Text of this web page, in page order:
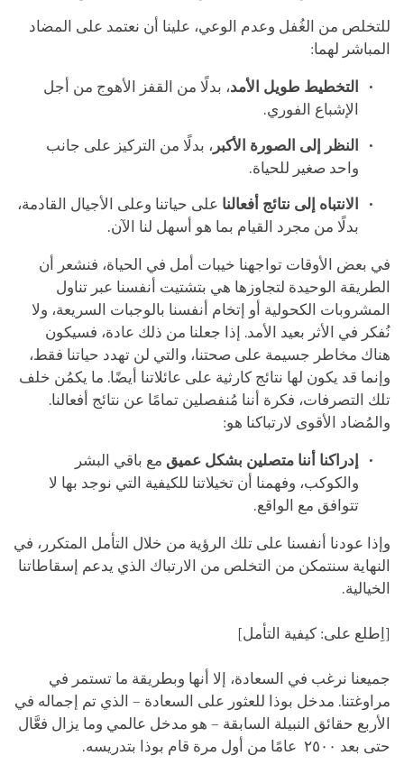
للتخلص من الغُفل وعدم الوعي، علينا أن نعتمد على المضاد
المباشر لهما:
التخطيط طويل الأمد، بدلًا من القفز الأهوج من أجل
الإشباع الفوري.
النظر إلى الصورة الأكبر ، بدلًا من التركيز على جانب
واحد صغير للحياة.
ﻻنتباه إلى نتائج أفعالنا على حياتنا وعلى الأجيال القادمة،
بدلًا من مجرد القيام بما هو أسهل لنا الآن.
في بعض الأوقات تواجهنا خيبات أمل في الحياة، فنشعر أن
الطريقة الوحيدة لتجاوزها هي بتشتيت أنفسنا عبر تناول
المشروبات الكحولية أو إتخام أنفسنا بالوجبات السريعة، ولا
نُفكر في الأثر بعيد الأمد. إذا جعلنا من ذلك عادة، فسيكون
هناك مخاطر جسيمة على صحتنا، والتي لن تهدد حياتنا فقط،
وإنما قد يكون لها نتائج كارثية على عائلاتنا أيضًا. ما يكمُن خلف
تلك التصرفات، فكرة أننا مُنفصلين تمامًا عن نتائج أفعالنا.
والمُضاد الأقوى لارتباكنا هو:
إدراكنا أننا متصلين بشكل عميق مع باقي البشر
والكوكب، وفهمنا أن تخيلاتنا للكيفية التي نوجد بها لا
تتوافق مع الواقع.
وإذا عودنا أنفسنا على تلك الرؤية من خلال التأمل المتكرر، في
النهاية سنتمكن من التخلص من الارتباك الذي يدعم إسقاطاتنا
الخيالية.
[اِطلع على: كيفية التأمل]
جميعنا نرغب في السعادة، إلا أنها وبطريقة ما تستمر في
مراوغتنا. مدخل بوذا للعثور على السعادة – الذي تم إجماله في
الأربع حقائق النبيلة السابقة – هو مدخل عالمي وما يزال فعَّال
حتى بعد ٢٥٠٠ عامًا من أول مرة قام بوذا بتدريسه.